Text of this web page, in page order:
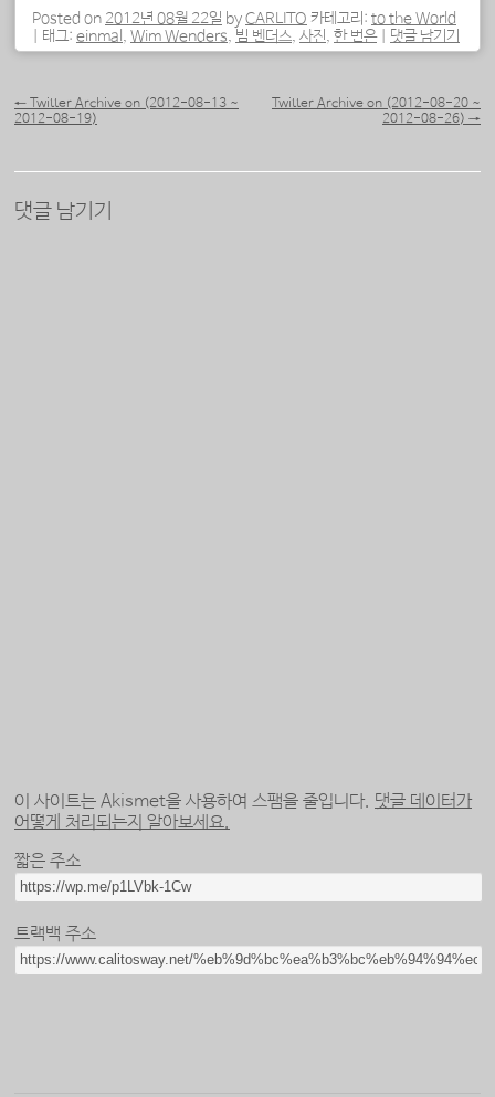
중...
Posted on 2012년 08월 22일 byCARLITO 카테고리: to the World
태그: einmal, Wim Wenders, 빔 벤더스, 사진, 한 번은 댓글 남기기
← Twitter Archive on (2012-08-13 ~
2012-08-19)
Twitter Archive on (2012-08-20 ~
2012-08-26) →
댓글 남기기
이 사이트는 Akismet을 사용하여 스팸을 줄입니다. 댓글 데이터가
어떻게 처리되는지 알아보세요.
짧은 주소
트랙백 주소